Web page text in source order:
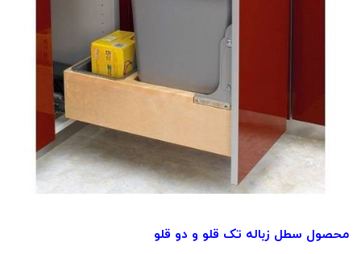
محصول سطل زباله تک قلو و دو قلو